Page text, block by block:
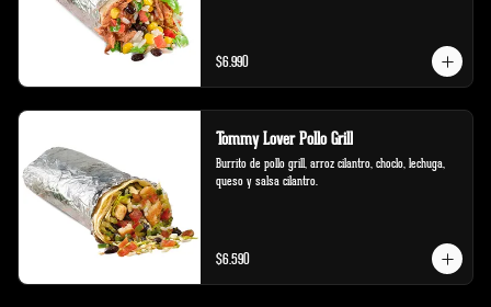
$6.990
Tommy Lover Pollo Grill
Burrito de pollo grill, arroz cilantro, choclo, lechuga,
queso y salsa cilantro.
$6.590